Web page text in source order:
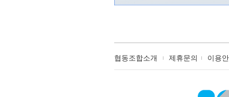
협동조합소개 제휴문의 이용